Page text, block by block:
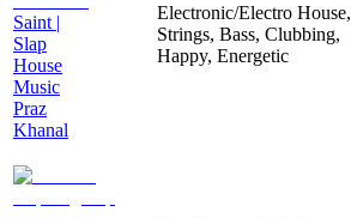
Saint |
Slap
House
Music
Praz
Khanal
Electronic/Electro House,
Strings, Bass, Clubbing,
Happy, Energetic